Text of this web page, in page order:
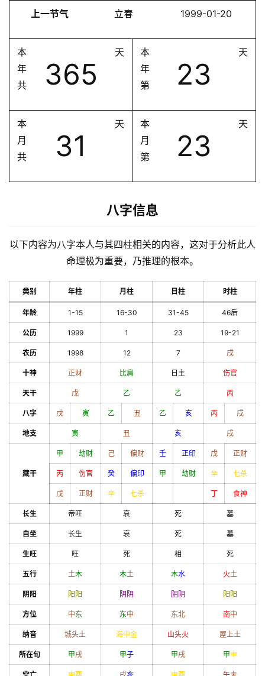
上一节气 立春 1999-01-20
本
年
共
365
天
本
年
第
23
天
本
月
共
31
天
本
月
第
23
天
八字信息
以下内容为八字本人与其四柱相关的内容，这对于分析此人
命理极为重要，乃推理的根本。
类别 年柱 月柱 日柱 时柱
年龄 1-15 16-30 31-45 46后
公历 1999 1 23 19-21
农历 1998 12 7 戌
十神 正财 比肩 日主 伤官
天干 戊 乙 乙 丙
八字 戊 寅 乙 丑 乙 亥 丙 戌
地支 寅 丑 亥 戌
藏干
甲 劫财 己 偏财 壬 正印 戊 正财
丙 伤官 癸 偏印 甲 劫财 辛 七杀
戊 正财 辛 七杀 丁 食神
长生 帝旺 衰 死 墓
自坐 长生 衰 死 墓
生旺 旺 死 相 死
五行 土木 木土 木水 火土
阴阳 阳 阳 阴 阴 阴 阴 阳 阳
方位 中东 东中 东北 南中
纳音 城头土 海中金 山头火 屋上土
所在旬 甲戌 甲子 甲戌 甲申